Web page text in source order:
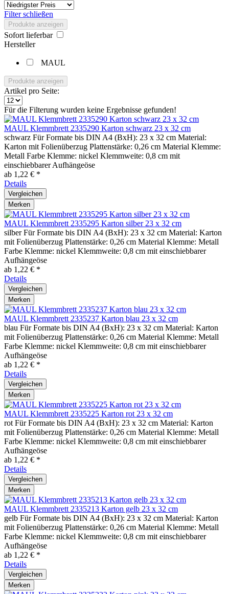
Filter schließen
Produkte anzeigen
Sofort lieferbar
Hersteller
MAUL
Produkte anzeigen
Artikel pro Seite:
Für die Filterung wurden keine Ergebnisse gefunden!
MAUL Klemmbrett 2335290 Karton schwarz 23 x 32 cm
schwarz Für Formate bis DIN A4 (BxH): 23 x 32 cm Material:
Karton mit Folienüberzug Plattenstärke: 0,26 cm Material Klemme:
Metall Farbe Klemme: nickel Klemmweite: 0,8 cm mit
einschiebbarer Aufhängeöse
ab 1,22 € *
Details
Vergleichen
Merken
MAUL Klemmbrett 2335295 Karton silber 23 x 32 cm
silber Für Formate bis DIN A4 (BxH): 23 x 32 cm Material: Karton
mit Folienüberzug Plattenstärke: 0,26 cm Material Klemme: Metall
Farbe Klemme: nickel Klemmweite: 0,8 cm mit einschiebbarer
Aufhängeöse
ab 1,22 € *
Details
Vergleichen
Merken
MAUL Klemmbrett 2335237 Karton blau 23 x 32 cm
blau Für Formate bis DIN A4 (BxH): 23 x 32 cm Material: Karton
mit Folienüberzug Plattenstärke: 0,26 cm Material Klemme: Metall
Farbe Klemme: nickel Klemmweite: 0,8 cm mit einschiebbarer
Aufhängeöse
ab 1,22 € *
Details
Vergleichen
Merken
MAUL Klemmbrett 2335225 Karton rot 23 x 32 cm
rot Für Formate bis DIN A4 (BxH): 23 x 32 cm Material: Karton
mit Folienüberzug Plattenstärke: 0,26 cm Material Klemme: Metall
Farbe Klemme: nickel Klemmweite: 0,8 cm mit einschiebbarer
Aufhängeöse
ab 1,22 € *
Details
Vergleichen
Merken
MAUL Klemmbrett 2335213 Karton gelb 23 x 32 cm
gelb Für Formate bis DIN A4 (BxH): 23 x 32 cm Material: Karton
mit Folienüberzug Plattenstärke: 0,26 cm Material Klemme: Metall
Farbe Klemme: nickel Klemmweite: 0,8 cm mit einschiebbarer
Aufhängeöse
ab 1,22 € *
Details
Vergleichen
Merken